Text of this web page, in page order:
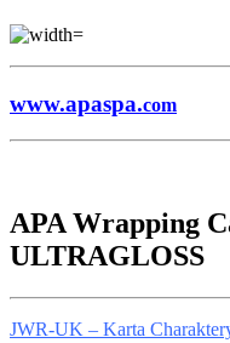
www.apaspa.com
APA Wrapping
ULTRAGLOSS
JWR-UK – Karta